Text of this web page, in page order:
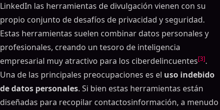
LinkedIn las herramientas de divulgación vienen con su
propio conjunto de desafíos de privacidad y seguridad.
Estas herramientas suelen combinar datos personales y
profesionales, creando un tesoro de inteligencia
empresarial muy atractivo para los ciberdelincuentes[3].
Una de las principales preocupaciones es el uso indebido
de datos personales. Si bien estas herramientas están
diseñadas para recopilar contactosinformación, a menudo